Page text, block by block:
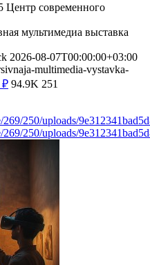
Центр современного
мультимедиа выставка
2026-08-07T00:00:00+03:00
multimedia-vystavka-
₽ 94.9K 251
250/uploads/
250/uploads/